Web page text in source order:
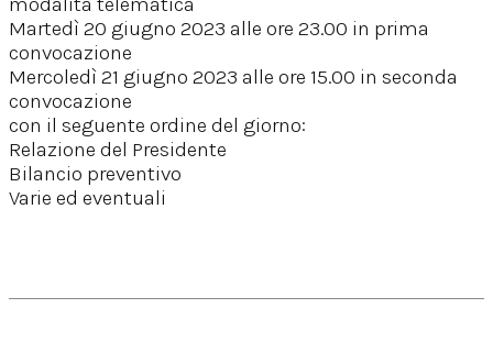
Martedì 20 giugno 2023 alle ore 23.00 in prima
convocazione
Mercoledì 21 giugno 2023 alle ore 15.00 in seconda
convocazione
con il seguente ordine del giorno:
Relazione del Presidente
Bilancio preventivo
Varie ed eventuali